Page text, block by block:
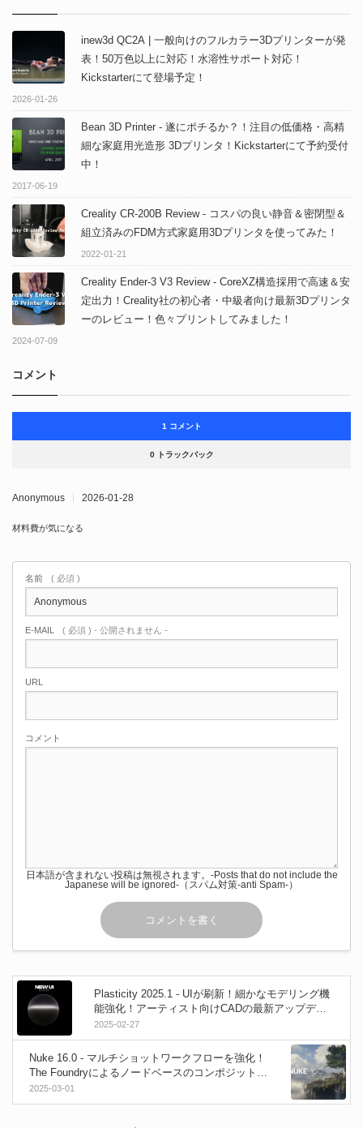
inew3d QC2A | 一般向けのフルカラー3Dプリンターが発
表！50万色以上に対応！水溶性サポート対応！
Kickstarterにて登場予定！
2026-01-26
Bean 3D Printer - 遂にポチるか？！注目の低価格・高精
細な家庭用光造形 3Dプリンタ！Kickstarterにて予約受付
中！
2017-06-19
Creality CR-200B Review - コスパの良い静音＆密閉型＆
組立済みのFDM方式家庭用3Dプリンタを使ってみた！
2022-01-21
Creality Ender-3 V3 Review - CoreXZ構造採用で高速＆安
定出力！Creality社の初心者・中級者向け最新3Dプリンタ
ーのレビュー！色々プリントしてみました！
2024-07-09
コメント
1 コメント
0 トラックバック
Anonymous 2026-01-28
材料費が気になる
名前 ( 必須 )
E-MAIL ( 必須 ) - 公開されません -
URL
コメント
日本語が含まれない投稿は無視されます。-Posts that do not include the
Japanese will be ignored-（スパム対策-anti Spam-）
Plasticity 2025.1 - UIが刷新！細かなモデリング機
能強化！アーティスト向けCADの最新アップデー
トがリリース！Win＆Mac＆Linux
2025-02-27
Nuke 16.0 - マルチショットワークフローを強化！
The Foundryによるノードベースのコンポジットソ
フト最新メジャーアップデート！
2025-03-01